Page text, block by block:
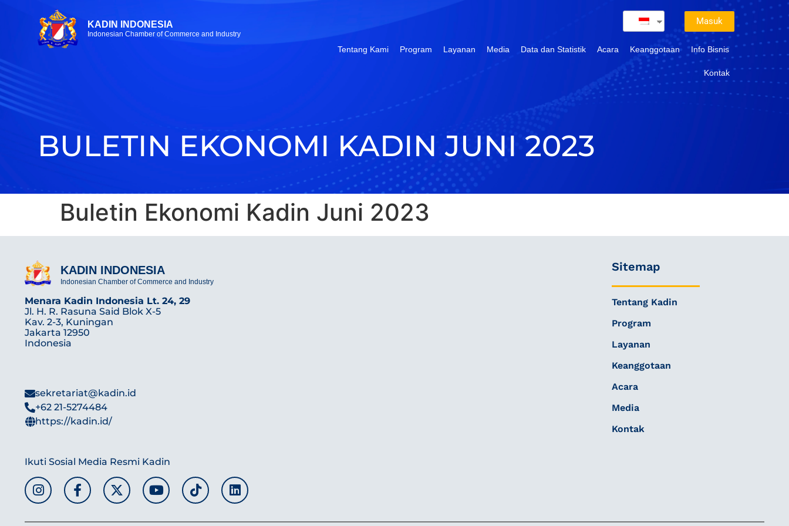
KADIN INDONESIA
Indonesian Chamber of Commerce and Industry
Masuk
Tentang Kami Program Layanan Media Data dan Statistik Acara Keanggotaan Info Bisnis
Kontak
BULETIN EKONOMI KADIN JUNI 2023
Buletin Ekonomi Kadin Juni 2023
KADIN INDONESIA
Indonesian Chamber of Commerce and Industry
Menara Kadin Indonesia Lt. 24, 29
Jl. H. R. Rasuna Said Blok X-5
Kav. 2-3, Kuningan
Jakarta 12950
Indonesia
sekretariat@kadin.id
+62 21-5274484
https://kadin.id/
Ikuti Sosial Media Resmi Kadin
Sitemap
Tentang Kadin
Program
Layanan
Keanggotaan
Acara
Media
Kontak